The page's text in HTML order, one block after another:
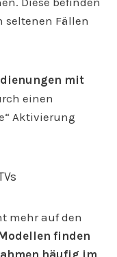
seltenen Fällen
mit
einen
Aktivierung
mehr auf den
finden